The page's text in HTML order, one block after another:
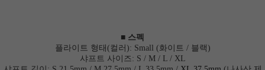
■ 스펙
플라이트 형태(컬러): Small (화이트 / 블랙)
샤프트 사이즈: S / M / L / XL